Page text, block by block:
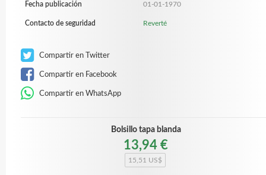
Fecha publicación
01-01-1970
Contacto de seguridad Reverté
Compartir en Twitter
Compartir en Facebook
Compartir en WhatsApp
Bolsillo tapa blanda
13,94 €
15,51 US$